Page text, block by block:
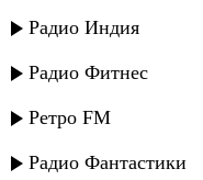
Радио Индия
Радио Фитнес
Ретро FM
Радио Фантастики
Марина
Марина